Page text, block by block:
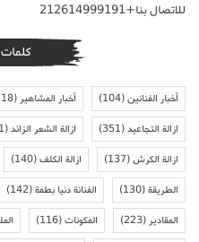
للاتصال بنا+212614999191
أخبار الفنانين(104) أخبار المشاهير(118)
ازالة التجاعيد(351) ازالة الشعر الزائد(151)
ازالة الكرش(137) ازالة الكلف(140)
الطريقة(130) الفنانة دنيا بطمة(142)
المقادير(223) المكونات(116)